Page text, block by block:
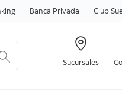
Skip to content
Banca Privada Club
Sucursales